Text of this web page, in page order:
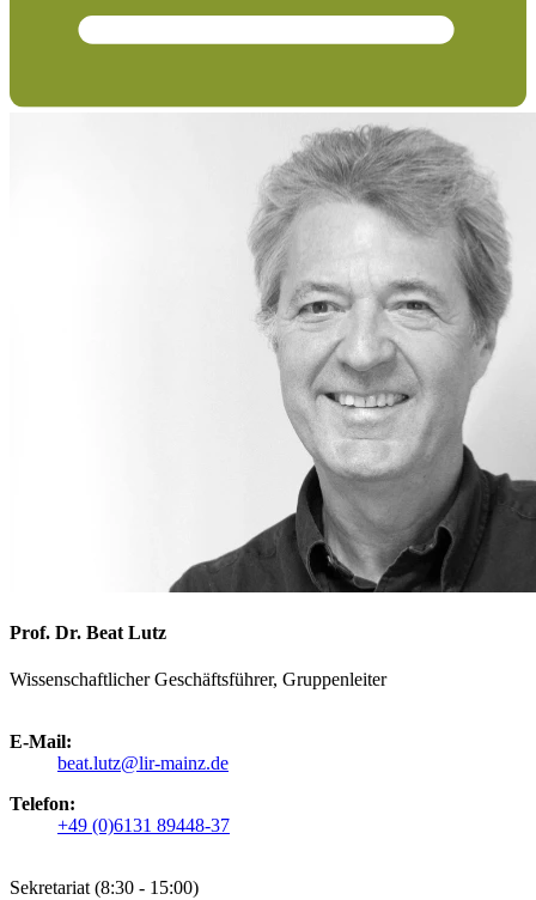
Prof. Dr. Beat Lutz
Wissenschaftlicher Geschäftsführer, Gruppenleiter
E-Mail:
beat.lutz@lir-mainz.de
Telefon:
+49 (0)6131 89448-37
Sekretariat (8:30 - 15:00)